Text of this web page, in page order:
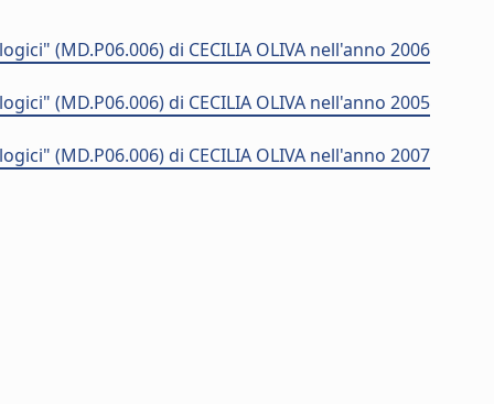
(MD.P06.006) di CECILIA OLIVA nell'anno 2006
(MD.P06.006) di CECILIA OLIVA nell'anno 2005
(MD.P06.006) di CECILIA OLIVA nell'anno 2007